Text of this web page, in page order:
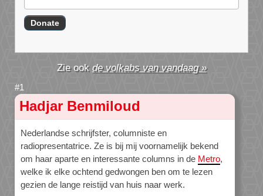
de volkabs van vandaag »
Hadjar Benmiloud
Nederlandse schrijfster, columniste en
radiopresentatrice. Ze is bij mij voornamelijk bekend
om haar aparte en interessante columns in de Metro,
welke ik elke ochtend gedwongen ben om te lezen
gezien de lange reistijd van huis naar werk.